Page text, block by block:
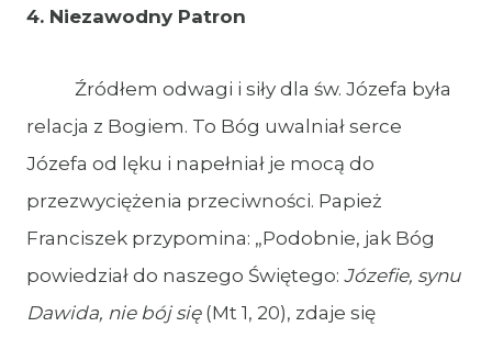
4. Niezawodny Patron
Źródłem odwagi i siły dla św. Józefa była
relacja z Bogiem. To Bóg uwalniał serce
Józefa od lęku i napełniał je mocą do
przezwyciężenia przeciwności. Papież
Franciszek przypomina: „Podobnie, jak Bóg
powiedział do naszego Świętego: Józefie, synu
Dawida, nie bój się(Mt 1, 20), zdaje się